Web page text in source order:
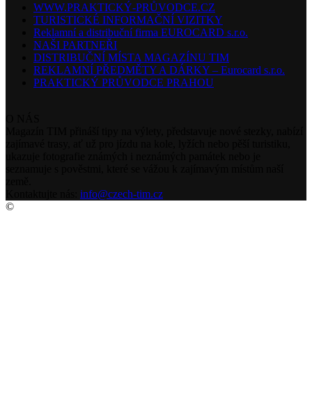
WWW.PRAKTICKÝ-PRŮVODCE.CZ
TURISTICKÉ INFORMAČNÍ VIZITKY
Reklamní a distribuční firma EUROCARD s.r.o.
NAŠI PARTNEŘI
DISTRIBUČNÍ MÍSTA MAGAZÍNU TIM
REKLAMNÍ PŘEDMĚTY A DÁRKY – Eurocard s.r.o.
PRAKTICKÝ PRŮVODCE PRAHOU
info@czech-tim.cz
©